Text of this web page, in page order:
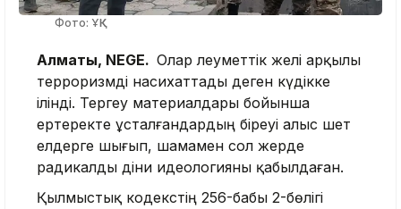
Фото: ҰҚК
Алматы, NEGE. Олар әлеуметтік желі арқылы
терроризмді насихаттады деген күдікке
ілінді. Тергеу материалдары бойынша
ертеректе ұсталғандардың біреуі алыс шет
елдерге шығып, шамамен сол жерде
радикалды діни идеологияны қабылдаған.
Қылмыстық кодекстің 256-бабы 2-бөлігі